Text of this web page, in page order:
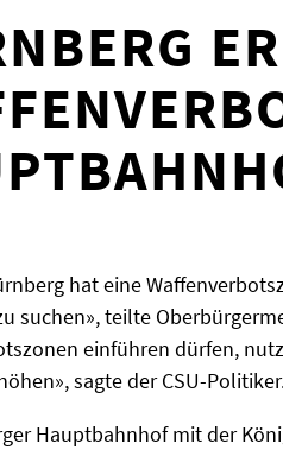
hat eine
suchen», teilte
einführen dürfen,
sagte der CSU-
Hauptbahnhof mit der